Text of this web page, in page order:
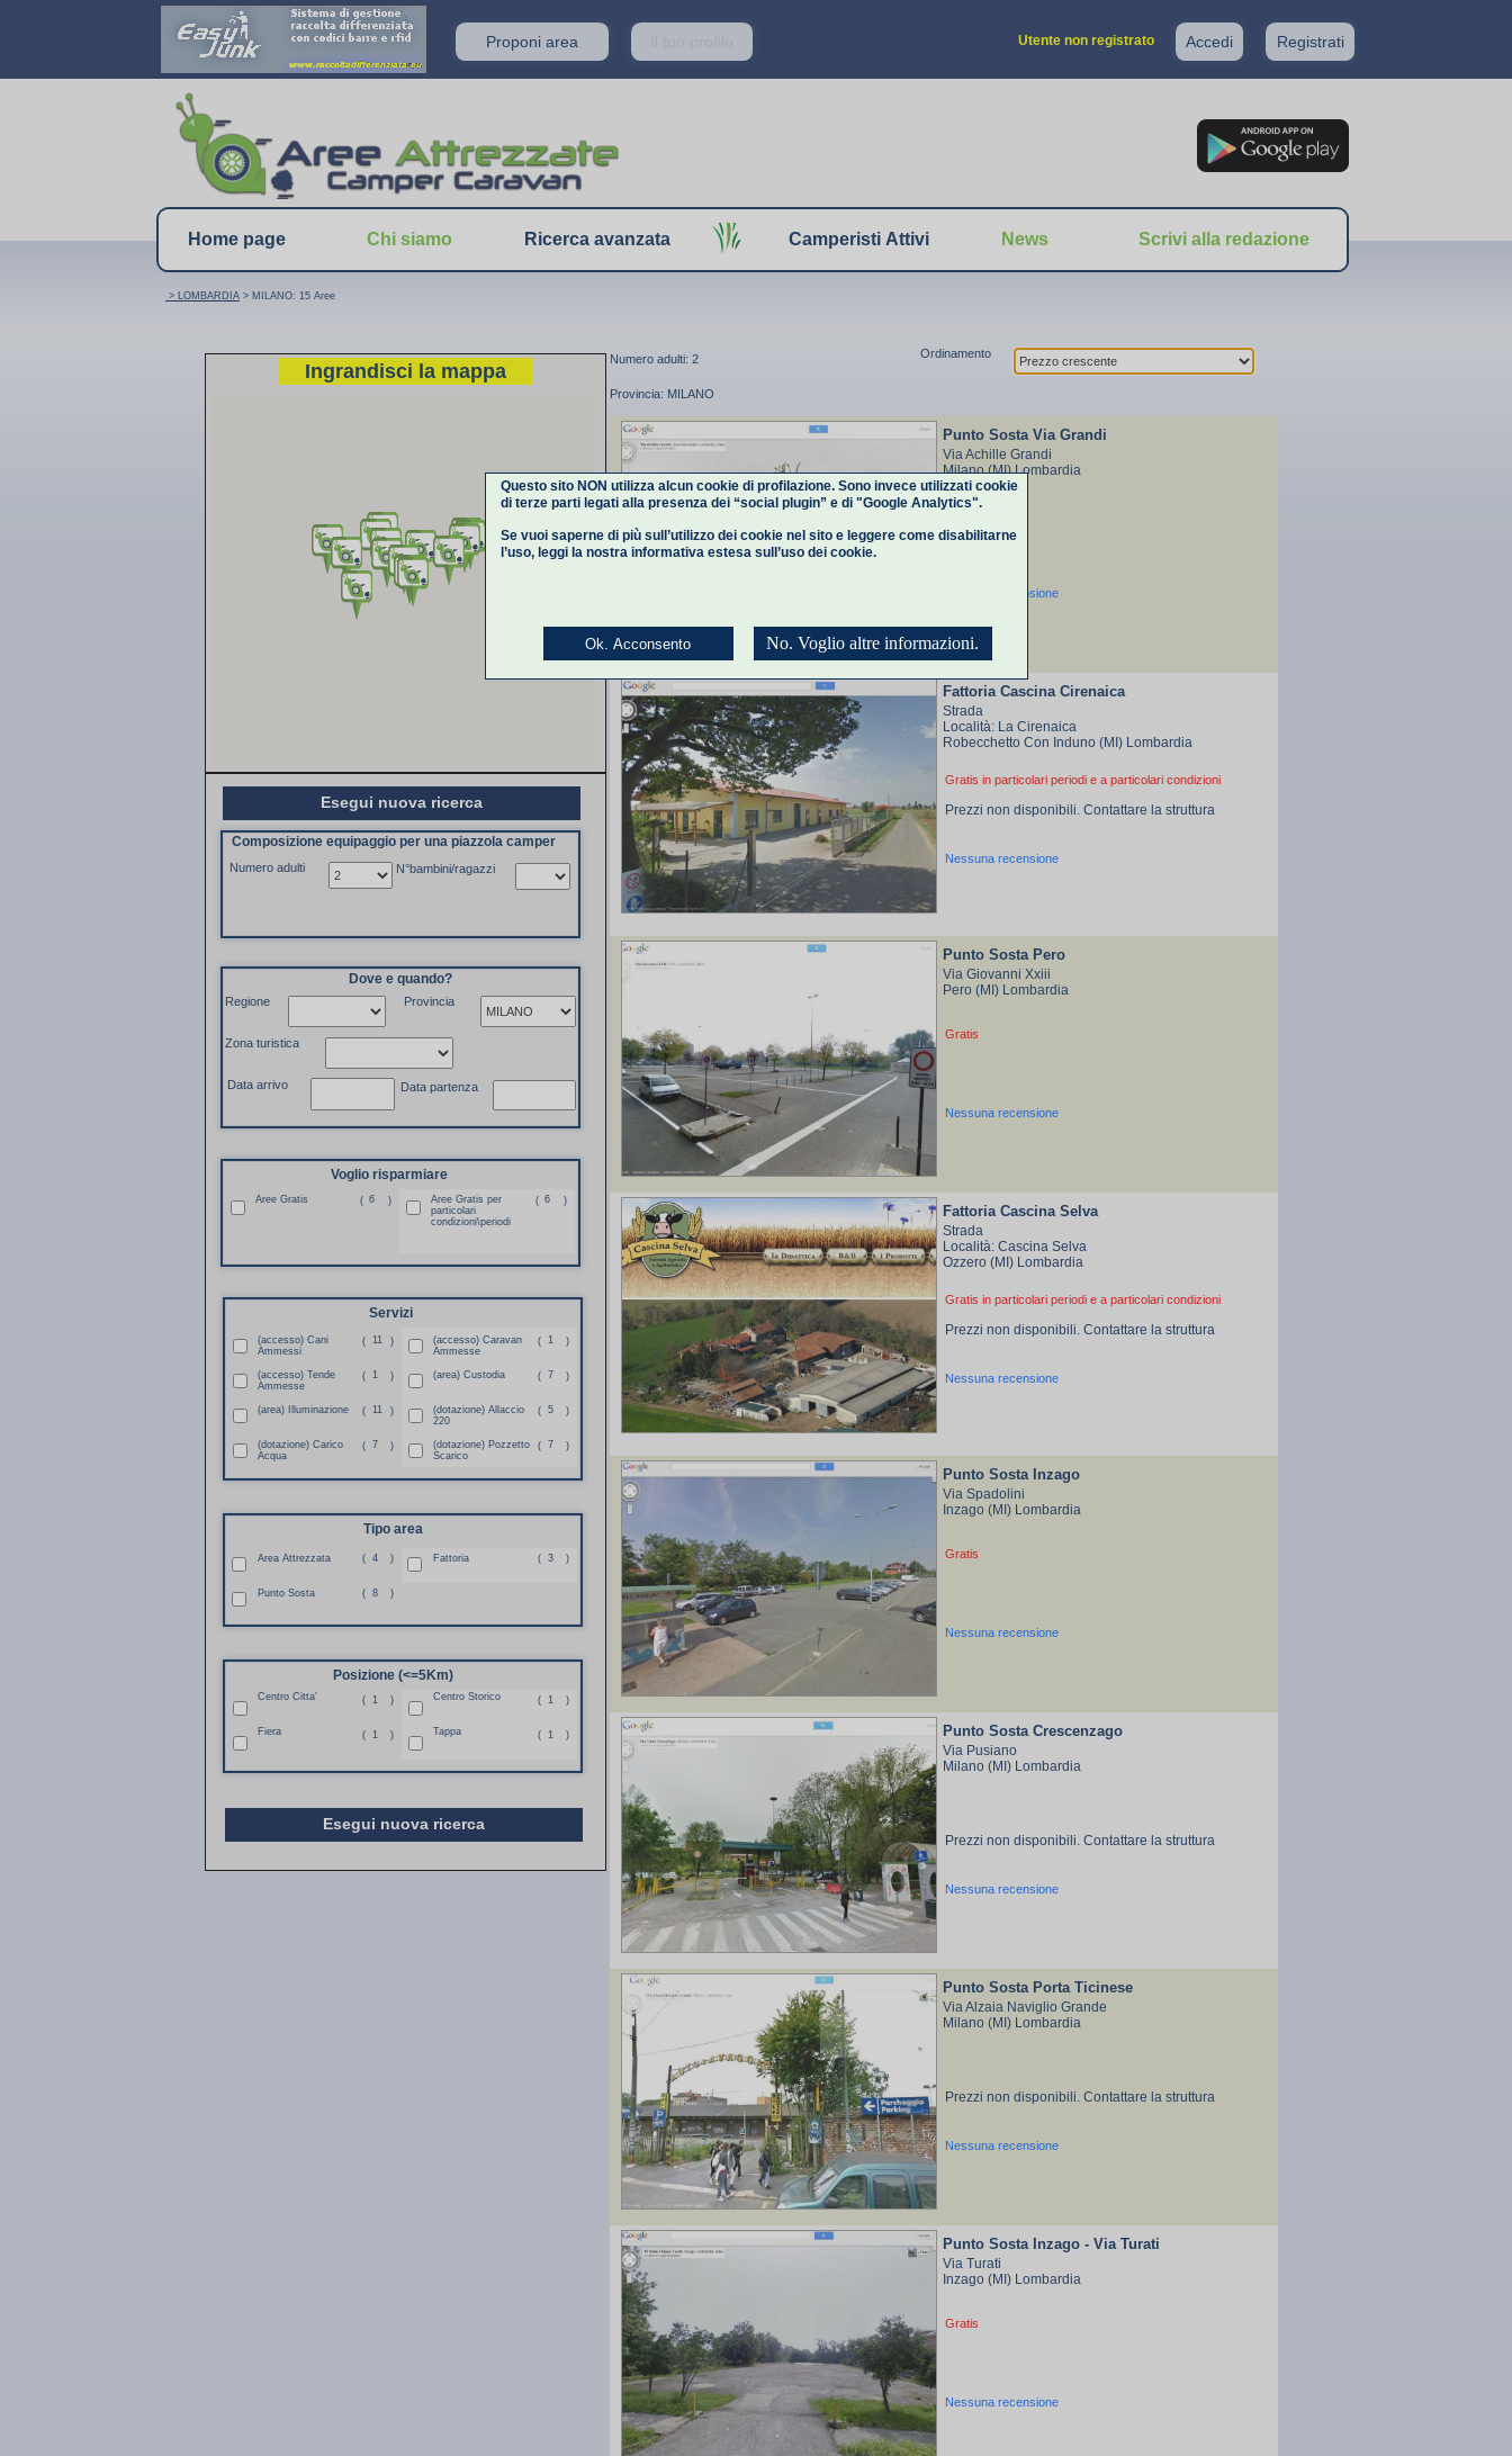
Utente non registrato
Proponi area Accedi Registrati
Home page Chi siamo Ricerca avanzata Camperisti Attivi News Scrivi alla redazione
Numero adulti: 2
Provincia: MILANO
Ordinamento
Punto Sosta Via Grandi
Via Achille Grandi
Milano (MI) Lombardia
Nessuna recensione
Fattoria Cascina Cirenaica
Strada
Località: La Cirenaica
Robecchetto Con Induno (MI) Lombardia
Gratis in particolari periodi e a particolari condizioni
Prezzi non disponibili. Contattare la struttura
Nessuna recensione
Punto Sosta Pero
Via Giovanni Xxiii
Pero (MI) Lombardia
Gratis
Nessuna recensione
Fattoria Cascina Selva
Strada
Località: Cascina Selva
Ozzero (MI) Lombardia
Gratis in particolari periodi e a particolari condizioni
Prezzi non disponibili. Contattare la struttura
Nessuna recensione
Punto Sosta Inzago
Via Spadolini
Inzago (MI) Lombardia
Gratis
Nessuna recensione
Punto Sosta Crescenzago
Via Pusiano
Milano (MI) Lombardia
Prezzi non disponibili. Contattare la struttura
Nessuna recensione
Punto Sosta Porta Ticinese
Via Alzaia Naviglio Grande
Milano (MI) Lombardia
Prezzi non disponibili. Contattare la struttura
Nessuna recensione
Punto Sosta Inzago - Via Turati
Via Turati
Inzago (MI) Lombardia
Gratis
Nessuna recensione
Ingrandisci la mappa
Esegui nuova ricerca
Composizione equipaggio per una piazzola camper
Numero adulti N°bambini/ragazzi
Regione Provincia
Zona turistica
Data partenza
Data arrivo
Dove e quando?
Voglio risparmiare
( 6 )
Aree Gratis ( 6 )
Aree Gratis per
particolari
condizioni\periodi
Servizi
(accesso) Cani
Ammessi
( 11 )
(accesso) Caravan
Ammesse
( 1 )
(accesso) Tende
Ammesse
( 1 ) (area) Custodia ( 7 )
(area) Illuminazione ( 11 )
(dotazione) Allaccio
220
( 5 )
(dotazione) Carico
Acqua
( 7 )
(dotazione) Pozzetto
Scarico
( 7 )
Tipo area
Area Attrezzata ( 4 ) Fattoria ( 3 )
Punto Sosta ( 8 )
Posizione (<=5Km)
Centro Citta' ( 1 ) Centro Storico ( 1 )
Fiera ( 1 ) Tappa ( 1 )
Esegui nuova ricerca
> LOMBARDIA > MILANO: 15 Aree
Questo sito NON utilizza alcun cookie di profilazione. Sono invece utilizzati cookie
di terze parti legati alla presenza dei “social plugin” e di "Google Analytics".
Se vuoi saperne di più sull’utilizzo dei cookie nel sito e leggere come disabilitarne
l’uso,leggi la nostra informativa estesasull’uso dei cookie.
Ok. Acconsento No. Voglio altre informazioni.